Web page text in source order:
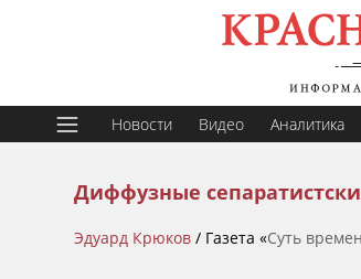
Новости Видео Аналитика
Диффузные
Эдуард Крюков/ Газета «Суть